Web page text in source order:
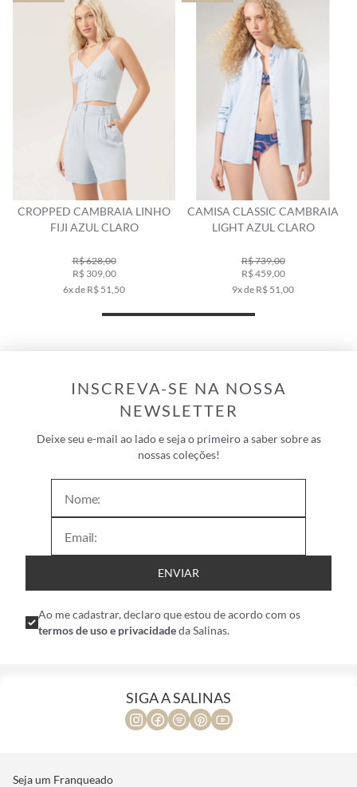
CROPPED CAMBRAIA LINHO
FIJI AZUL CLARO
R$ 628,00
R$ 309,00
6x de R$ 51,50
CAMISA CLASSIC CAMBRAIA
LIGHT AZUL CLARO
R$ 739,00
R$ 459,00
9x de R$ 51,00
INSCREVA-SE NA NOSSA
NEWSLETTER
Deixe seu e-mail ao lado e seja o primeiro a saber sobre as
nossas coleções!
ENVIAR
Ao me cadastrar, declaro que estou de acordo com os
termos de uso e privacidadeda Salinas.
SIGA A SALINAS
Seja um Franqueado